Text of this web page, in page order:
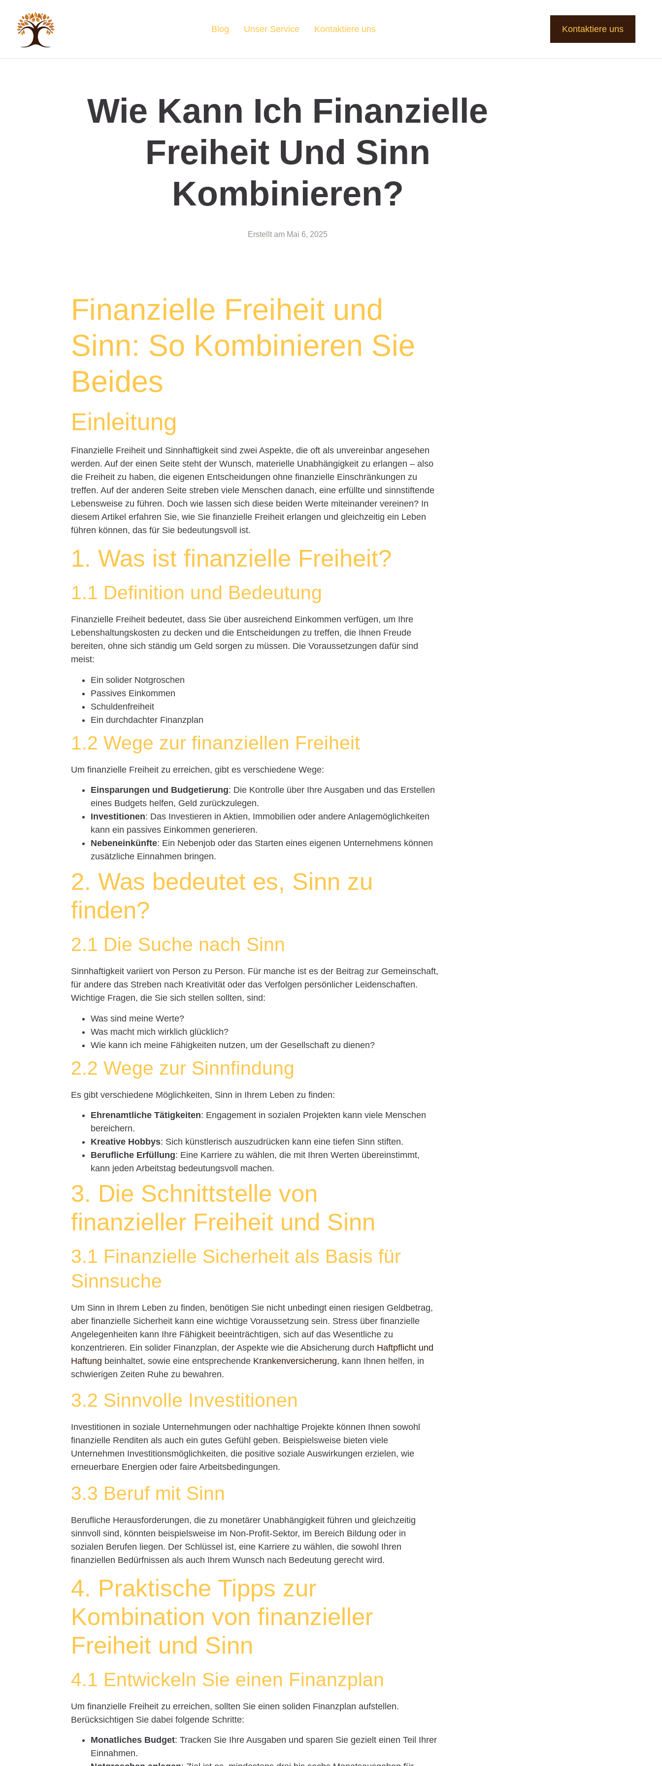
Blog Unser Service Kontaktiere uns Kontaktiere uns
Wie Kann Ich Finanzielle
Freiheit Und Sinn
Kombinieren?
Erstellt am Mai 6, 2025
Finanzielle Freiheit und
Sinn: So Kombinieren Sie
Beides
Einleitung
Finanzielle Freiheit und Sinnhaftigkeit sind zwei Aspekte, die oft als unvereinbar angesehen
werden. Auf der einen Seite steht der Wunsch, materielle Unabhängigkeit zu erlangen – also
die Freiheit zu haben, die eigenen Entscheidungen ohne finanzielle Einschränkungen zu
treffen. Auf der anderen Seite streben viele Menschen danach, eine erfüllte und sinnstiftende
Lebensweise zu führen. Doch wie lassen sich diese beiden Werte miteinander vereinen? In
diesem Artikel erfahren Sie, wie Sie finanzielle Freiheit erlangen und gleichzeitig ein Leben
führen können, das für Sie bedeutungsvoll ist.
1. Was ist finanzielle Freiheit?
1.1 Definition und Bedeutung
Finanzielle Freiheit bedeutet, dass Sie über ausreichend Einkommen verfügen, um Ihre
Lebenshaltungskosten zu decken und die Entscheidungen zu treffen, die Ihnen Freude
bereiten, ohne sich ständig um Geld sorgen zu müssen. Die Voraussetzungen dafür sind
meist:
Ein solider Notgroschen
Passives Einkommen
Schuldenfreiheit
Ein durchdachter Finanzplan
1.2 Wege zur finanziellen Freiheit
Um finanzielle Freiheit zu erreichen, gibt es verschiedene Wege:
Einsparungen und Budgetierung: Die Kontrolle über Ihre Ausgaben und das Erstellen
eines Budgets helfen, Geld zurückzulegen.
Investitionen: Das Investieren in Aktien, Immobilien oder andere Anlagemöglichkeiten
kann ein passives Einkommen generieren.
Nebeneinkünfte: Ein Nebenjob oder das Starten eines eigenen Unternehmens können
zusätzliche Einnahmen bringen.
2. Was bedeutet es, Sinn zu
finden?
2.1 Die Suche nach Sinn
Sinnhaftigkeit variiert von Person zu Person. Für manche ist es der Beitrag zur Gemeinschaft,
für andere das Streben nach Kreativität oder das Verfolgen persönlicher Leidenschaften.
Wichtige Fragen, die Sie sich stellen sollten, sind:
Was sind meine Werte?
Was macht mich wirklich glücklich?
Wie kann ich meine Fähigkeiten nutzen, um der Gesellschaft zu dienen?
2.2 Wege zur Sinnfindung
Es gibt verschiedene Möglichkeiten, Sinn in Ihrem Leben zu finden:
Ehrenamtliche Tätigkeiten: Engagement in sozialen Projekten kann viele Menschen
bereichern.
Kreative Hobbys: Sich künstlerisch auszudrücken kann eine tiefen Sinn stiften.
Berufliche Erfüllung: Eine Karriere zu wählen, die mit Ihren Werten übereinstimmt,
kann jeden Arbeitstag bedeutungsvoll machen.
3. Die Schnittstelle von
finanzieller Freiheit und Sinn
3.1 Finanzielle Sicherheit als Basis für
Sinnsuche
Um Sinn in Ihrem Leben zu finden, benötigen Sie nicht unbedingt einen riesigen Geldbetrag,
aber finanzielle Sicherheit kann eine wichtige Voraussetzung sein. Stress über finanzielle
Angelegenheiten kann Ihre Fähigkeit beeinträchtigen, sich auf das Wesentliche zu
konzentrieren. Ein solider Finanzplan, der Aspekte wie die Absicherung durch Haftpflicht und
Haftung beinhaltet, sowie eine entsprechende Krankenversicherung, kann Ihnen helfen, in
schwierigen Zeiten Ruhe zu bewahren.
3.2 Sinnvolle Investitionen
Investitionen in soziale Unternehmungen oder nachhaltige Projekte können Ihnen sowohl
finanzielle Renditen als auch ein gutes Gefühl geben. Beispielsweise bieten viele
Unternehmen Investitionsmöglichkeiten, die positive soziale Auswirkungen erzielen, wie
erneuerbare Energien oder faire Arbeitsbedingungen.
3.3 Beruf mit Sinn
Berufliche Herausforderungen, die zu monetärer Unabhängigkeit führen und gleichzeitig
sinnvoll sind, könnten beispielsweise im Non-Profit-Sektor, im Bereich Bildung oder in
sozialen Berufen liegen. Der Schlüssel ist, eine Karriere zu wählen, die sowohl Ihren
finanziellen Bedürfnissen als auch Ihrem Wunsch nach Bedeutung gerecht wird.
4. Praktische Tipps zur
Kombination von finanzieller
Freiheit und Sinn
4.1 Entwickeln Sie einen Finanzplan
Um finanzielle Freiheit zu erreichen, sollten Sie einen soliden Finanzplan aufstellen.
Berücksichtigen Sie dabei folgende Schritte:
Monatliches Budget: Tracken Sie Ihre Ausgaben und sparen Sie gezielt einen Teil Ihrer
Einnahmen.